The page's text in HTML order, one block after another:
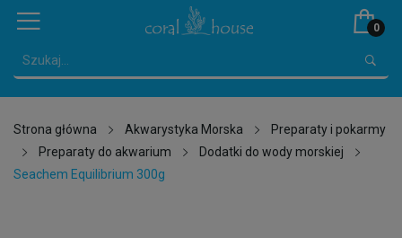
0
Strona główna Akwarystyka Morska
Preparaty i pokarmy
Preparaty do akwarium
Dodatki do wody morskiej
Seachem Equilibrium 300g